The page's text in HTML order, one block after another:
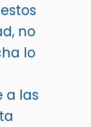
no
lo
a las